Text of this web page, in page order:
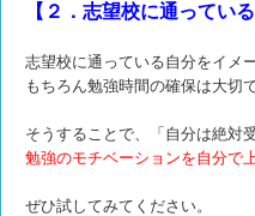
【２．志望校に通ってい
志望校に通っている自分をイメ
もちろん勉強時間の確保は大切
そうすることで、「自分は絶対
勉強のモチベーションを自分で
ぜひ試してみてください。